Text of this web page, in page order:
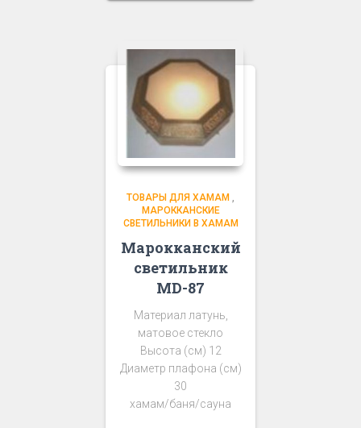
ТОВАРЫ ДЛЯ ХАМАМ ,
МАРОККАНСКИЕ
СВЕТИЛЬНИКИ В ХАМАМ
Марокканский
светильник
MD-87
Материал латунь,
матовое стекло
Высота (см) 12
Диаметр плафона (см)
30
хамам/баня/сауна